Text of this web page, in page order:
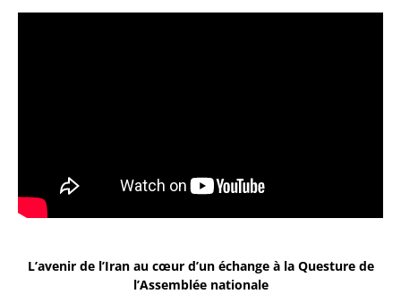
L’avenir de l’Iran au cœur d’un échange à la Questure de
l’Assemblée nationale